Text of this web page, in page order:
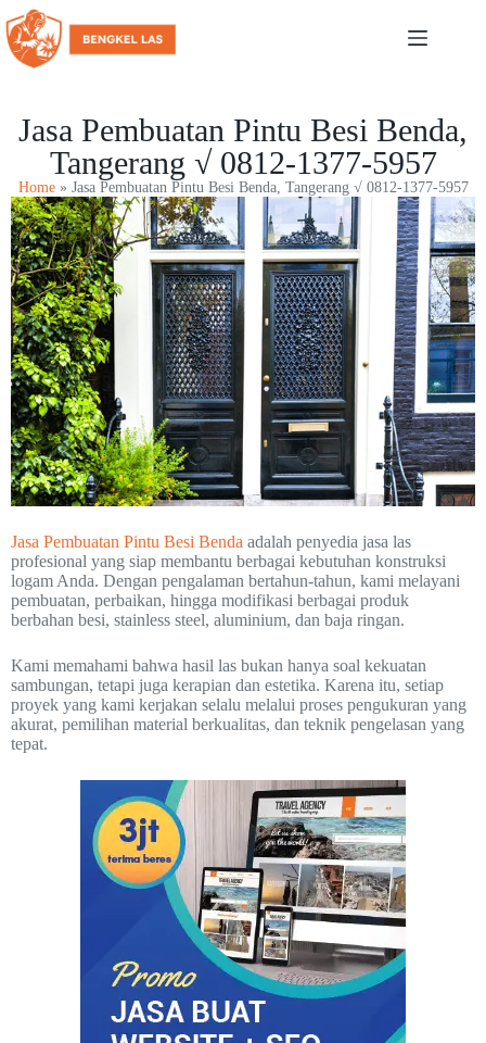
Jasa Pembuatan Pintu Besi Benda,
Tangerang √ 0812-1377-5957
Home» Jasa Pembuatan Pintu Besi Benda, Tangerang √ 0812-1377-5957
Jasa Pembuatan Pintu Besi Benda adalah penyedia jasa las
profesional yang siap membantu berbagai kebutuhan konstruksi
logam Anda. Dengan pengalaman bertahun-tahun, kami melayani
pembuatan, perbaikan, hingga modifikasi berbagai produk
berbahan besi, stainless steel, aluminium, dan baja ringan.
Kami memahami bahwa hasil las bukan hanya soal kekuatan
sambungan, tetapi juga kerapian dan estetika. Karena itu, setiap
proyek yang kami kerjakan selalu melalui proses pengukuran yang
akurat, pemilihan material berkualitas, dan teknik pengelasan yang
tepat.